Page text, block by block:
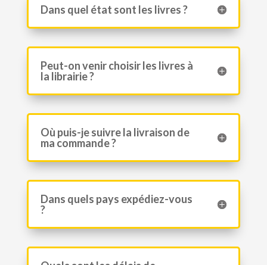
Dans quel état sont les livres ?
Peut-on venir choisir les livres à
la librairie ?
Où puis-je suivre la livraison de
ma commande ?
Dans quels pays expédiez-vous
?